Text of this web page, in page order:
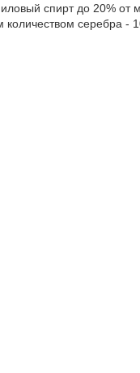
спирт до 20% от
количеством серебра -